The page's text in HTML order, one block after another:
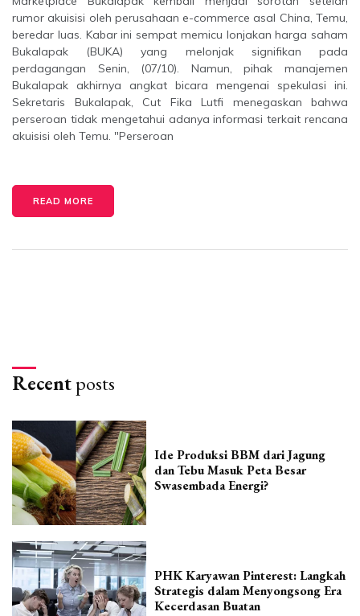
rumor akuisisi oleh perusahaan e-commerce asal China, Temu,
beredar luas. Kabar ini sempat memicu lonjakan harga saham
Bukalapak (BUKA) yang melonjak signifikan pada
perdagangan Senin, (07/10). Namun, pihak manajemen
Bukalapak akhirnya angkat bicara mengenai spekulasi ini.
Sekretaris Bukalapak, Cut Fika Lutfi menegaskan bahwa
perseroan tidak mengetahui adanya informasi terkait rencana
akuisisi oleh Temu. "Perseroan
READ MORE
Recentposts
Ide Produksi BBM dari Jagung
dan Tebu Masuk Peta Besar
Swasembada Energi?
PHK Karyawan Pinterest: Langkah
Strategis dalam Menyongsong Era
Kecerdasan Buatan